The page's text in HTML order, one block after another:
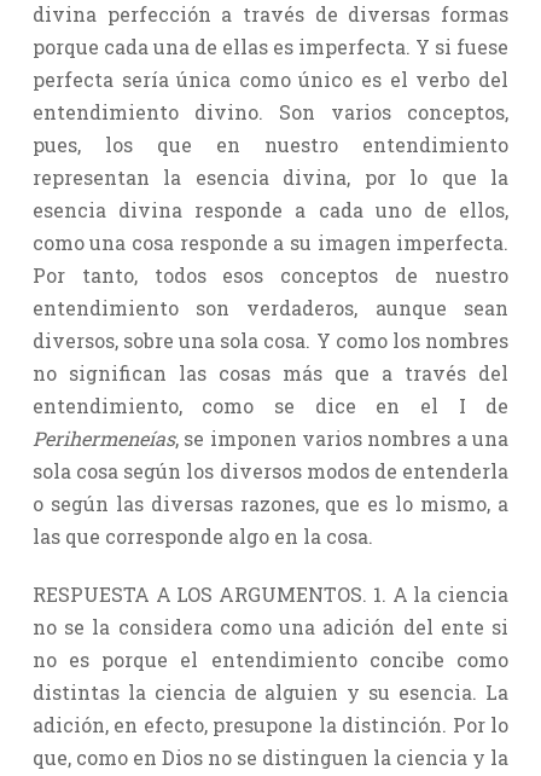
divina perfección a través de diversas formas
porque cada una de ellas es imperfecta. Y si fuese
perfecta sería única como único es el verbo del
entendimiento divino. Son varios conceptos,
pues, los que en nuestro entendimiento
representan la esencia divina, por lo que la
esencia divina responde a cada uno de ellos,
como una cosa responde a su imagen imperfecta.
Por tanto, todos esos conceptos de nuestro
entendimiento son verdaderos, aunque sean
diversos, sobre una sola cosa. Y como los nombres
no significan las cosas más que a través del
entendimiento, como se dice en el I de
Perihermeneías, se imponen varios nombres a una
sola cosa según los diversos modos de entenderla
o según las diversas razones, que es lo mismo, a
las que corresponde algo en la cosa.
RESPUESTA A LOS ARGUMENTOS. 1. A la ciencia
no se la considera como una adición del ente si
no es porque el entendimiento concibe como
distintas la ciencia de alguien y su esencia. La
adición, en efecto, presupone la distinción. Por lo
que, como en Dios no se distinguen la ciencia y la